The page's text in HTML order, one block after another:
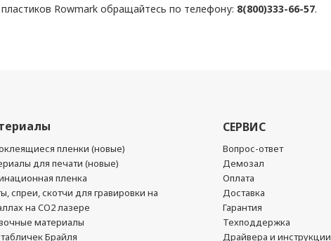
Rowmark обращайтесь по телефону: 8(800)333-66-57.
пленки (новые)
для печати (новые)
пленка
спреи, скотчи для гравировки на
на CO2 лазере
материалы
Брайля
СЕРВИС
Вопрос-ответ
Демозал
Оплата
Доставка
Гарантия
Техподдержка
Драйвера и инструкции